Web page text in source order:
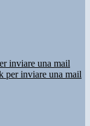
inviare una mail
per inviare una mail